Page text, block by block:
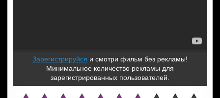
Зарегистрируйся и смотри фильм без рекламы!
Минимальное количество рекламы для
зарегистрированных пользователей.